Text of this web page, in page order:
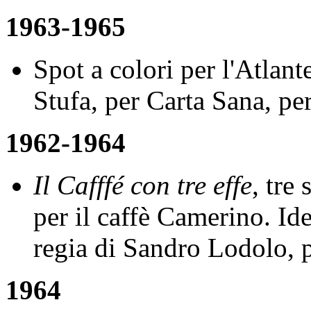
1963-1965
Spot a colori per
Stufa, per Carta Sana,
1962-1964
Il Cafffé con tre effe, tre
per il caffè Camerino.
regia di Sandro Lodolo,
1964